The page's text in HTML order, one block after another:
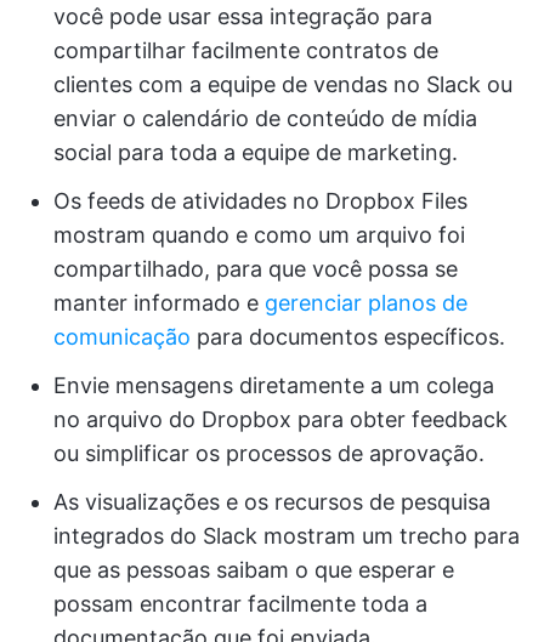
você pode usar essa integração para
compartilhar facilmente contratos de
clientes com a equipe de vendas no Slack ou
enviar o calendário de conteúdo de mídia
social para toda a equipe de marketing.
Os feeds de atividades no Dropbox Files
mostram quando e como um arquivo foi
compartilhado, para que você possa se
manter informado e gerenciar planos de
comunicação para documentos específicos.
Envie mensagens diretamente a um colega
no arquivo do Dropbox para obter feedback
ou simplificar os processos de aprovação.
As visualizações e os recursos de pesquisa
integrados do Slack mostram um trecho para
que as pessoas saibam o que esperar e
possam encontrar facilmente toda a